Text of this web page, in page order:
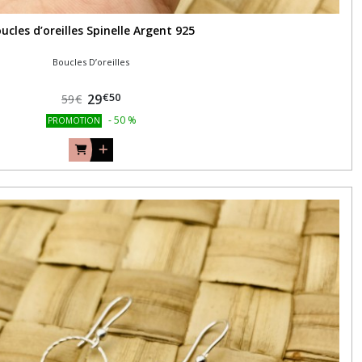
d’oreilles Spinelle Argent 925
Boucles D’oreilles
59€ 29€50
PROMOTION - 50 %